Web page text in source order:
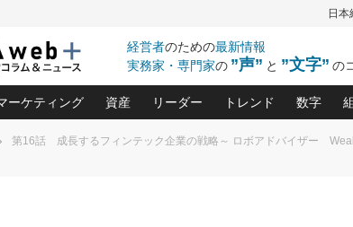
日
経営者のための最新情報
実務家・専門家の ”声” と ”文字” の
１位づくり」戦略(96)
する「業務改善」横田尚哉氏(5)
ーケティング 資産 リーダー トレンド 数字
おカネ
第16話 成長するフィンテック企業の戦略～ ロボアドバイザー